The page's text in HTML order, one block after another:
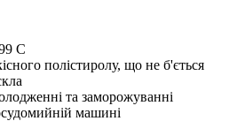
С
полістиролу, що не б'ється
та заморожуванні
машині